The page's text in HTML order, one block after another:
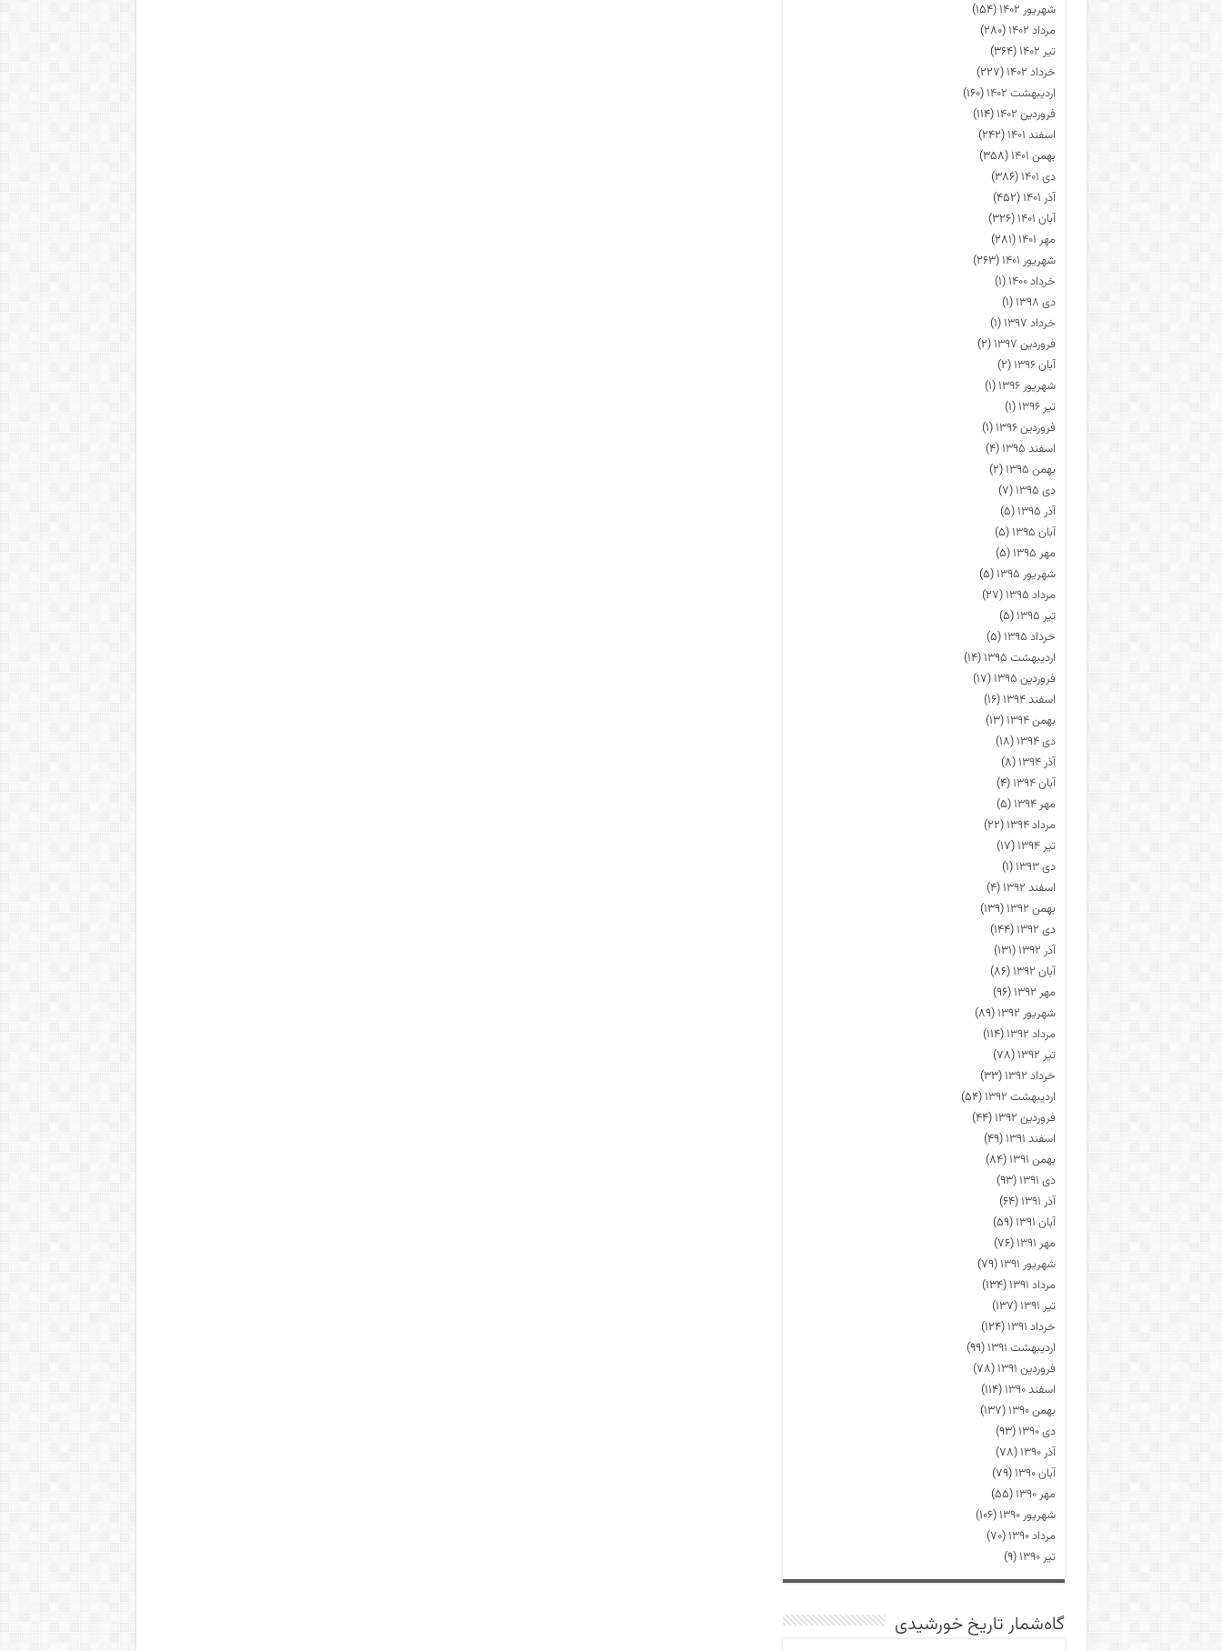
شهریور ۱۴۰۲
(۱۵۴)
مرداد ۱۴۰۲
(۲۸۰)
تیر ۱۴۰۲
(۳۶۴)
خرداد ۱۴۰۲
(۲۲۷)
اردیبهشت ۱۴۰۲
(۱۶۰)
فروردین ۱۴۰۲
(۱۱۴)
اسفند ۱۴۰۱
(۲۴۲)
بهمن ۱۴۰۱
(۳۵۸)
دی ۱۴۰۱
(۳۸۶)
آذر ۱۴۰۱
(۴۵۲)
آبان ۱۴۰۱
(۳۲۶)
مهر ۱۴۰۱
(۲۸۱)
شهریور ۱۴۰۱
(۲۶۳)
خرداد ۱۴۰۰
(۱)
دی ۱۳۹۸
(۱)
خرداد ۱۳۹۷
(۱)
فروردین ۱۳۹۷
(۲)
آبان ۱۳۹۶
(۲)
شهریور ۱۳۹۶
(۱)
تیر ۱۳۹۶
(۱)
فروردین ۱۳۹۶
(۱)
اسفند ۱۳۹۵
(۴)
بهمن ۱۳۹۵
(۲)
دی ۱۳۹۵
(۷)
آذر ۱۳۹۵
(۵)
آبان ۱۳۹۵
(۵)
مهر ۱۳۹۵
(۵)
شهریور ۱۳۹۵
(۵)
مرداد ۱۳۹۵
(۲۷)
تیر ۱۳۹۵
(۵)
خرداد ۱۳۹۵
(۵)
اردیبهشت ۱۳۹۵
(۱۴)
فروردین ۱۳۹۵
(۱۷)
اسفند ۱۳۹۴
(۱۶)
بهمن ۱۳۹۴
(۱۳)
دی ۱۳۹۴
(۱۸)
آذر ۱۳۹۴
(۸)
آبان ۱۳۹۴
(۴)
مهر ۱۳۹۴
(۵)
مرداد ۱۳۹۴
(۲۲)
تیر ۱۳۹۴
(۱۷)
دی ۱۳۹۳
(۱)
اسفند ۱۳۹۲
(۴)
بهمن ۱۳۹۲
(۱۳۹)
دی ۱۳۹۲
(۱۴۴)
آذر ۱۳۹۲
(۱۳۱)
آبان ۱۳۹۲
(۸۶)
مهر ۱۳۹۲
(۹۶)
شهریور ۱۳۹۲
(۸۹)
مرداد ۱۳۹۲
(۱۱۴)
تیر ۱۳۹۲
(۷۸)
خرداد ۱۳۹۲
(۳۳)
اردیبهشت ۱۳۹۲
(۵۴)
فروردین ۱۳۹۲
(۴۴)
اسفند ۱۳۹۱
(۴۹)
بهمن ۱۳۹۱
(۸۴)
دی ۱۳۹۱
(۹۳)
آذر ۱۳۹۱
(۶۴)
آبان ۱۳۹۱
(۵۹)
مهر ۱۳۹۱
(۷۶)
شهریور ۱۳۹۱
(۷۹)
مرداد ۱۳۹۱
(۱۳۴)
تیر ۱۳۹۱
(۱۳۷)
خرداد ۱۳۹۱
(۱۲۴)
اردیبهشت ۱۳۹۱
(۹۹)
فروردین ۱۳۹۱
(۷۸)
اسفند ۱۳۹۰
(۱۱۴)
بهمن ۱۳۹۰
(۱۳۷)
دی ۱۳۹۰
(۹۳)
آذر ۱۳۹۰
(۷۸)
آبان ۱۳۹۰
(۷۹)
مهر ۱۳۹۰
(۵۵)
شهریور ۱۳۹۰
(۱۰۶)
مرداد ۱۳۹۰
(۷۰)
تیر ۱۳۹۰
(۹)
گاه‌شمار تاریخ خورشیدی